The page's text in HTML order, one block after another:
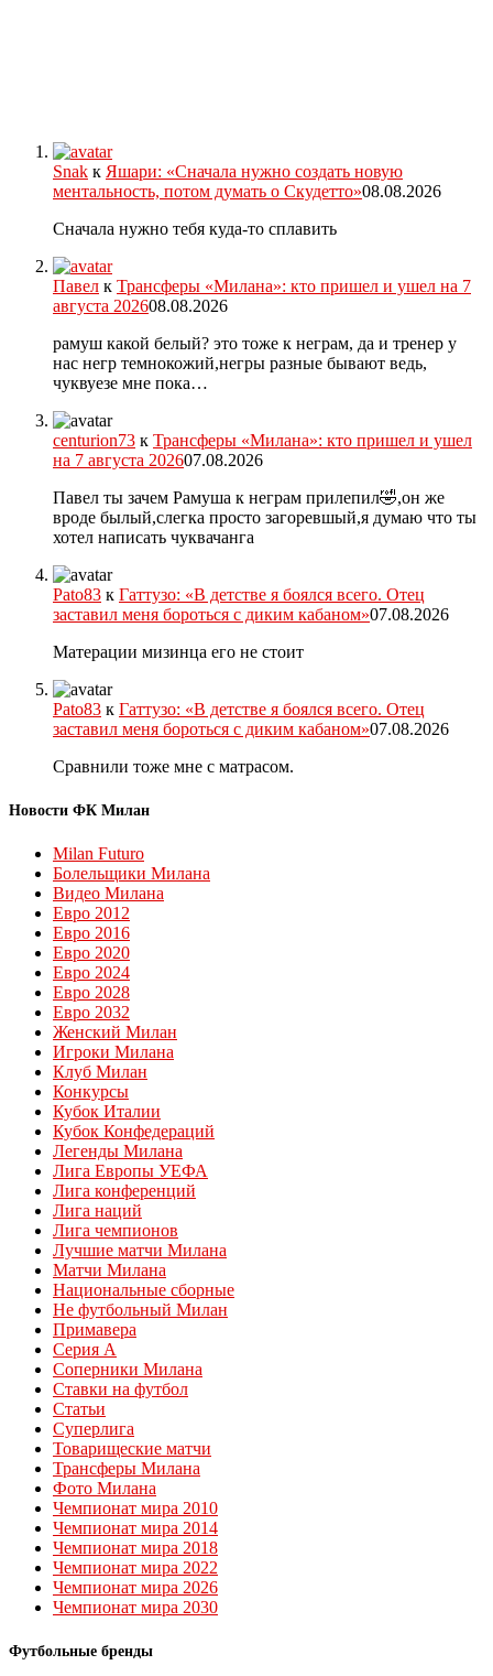
Snak к Яшари: «Сначала нужно создать новую
ментальность, потом думать о Скудетто»08.08.2026
Сначала нужно тебя куда-то сплавить
Павел к Трансферы «Милана»: кто пришел и ушел на 7
августа 202608.08.2026
рамуш какой белый? это тоже к неграм, да и тренер у
нас негр темнокожий,негры разные бывают ведь,
чуквуезе мне пока…
centurion73 к Трансферы «Милана»: кто пришел и ушел
на 7 августа 202607.08.2026
Павел ты зачем Рамуша к неграм прилепил🤣,он же
вроде былый,слегка просто загоревшый,я думаю что ты
хотел написать чуквачанга
Pato83 к Гаттузо: «В детстве я боялся всего. Отец
заставил меня бороться с диким кабаном»07.08.2026
Матерации мизинца его не стоит
Pato83 к Гаттузо: «В детстве я боялся всего. Отец
заставил меня бороться с диким кабаном»07.08.2026
Сравнили тоже мне с матрасом.
Новости ФК Милан
Milan Futuro
Болельщики Милана
Видео Милана
Евро 2012
Евро 2016
Евро 2020
Евро 2024
Евро 2028
Евро 2032
Женский Милан
Игроки Милана
Клуб Милан
Конкурсы
Кубок Италии
Кубок Конфедераций
Легенды Милана
Лига Европы УЕФА
Лига конференций
Лига наций
Лига чемпионов
Лучшие матчи Милана
Матчи Милана
Национальные сборные
Не футбольный Милан
Примавера
Серия А
Соперники Милана
Ставки на футбол
Статьи
Суперлига
Товарищеские матчи
Трансферы Милана
Фото Милана
Чемпионат мира 2010
Чемпионат мира 2014
Чемпионат мира 2018
Чемпионат мира 2022
Чемпионат мира 2026
Чемпионат мира 2030
Футбольные бренды